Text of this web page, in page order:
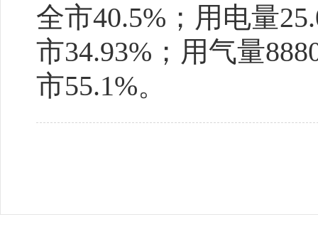
全市40.5%；用电量
市34.93%；用气量
市55.1%。